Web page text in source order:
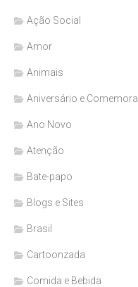
Ação Social
Amor
Animais
Aniversário e
Ano Novo
Atenção
Bate-papo
Blogs e Sites
Brasil
Cartoonzada
Comida e Bebida